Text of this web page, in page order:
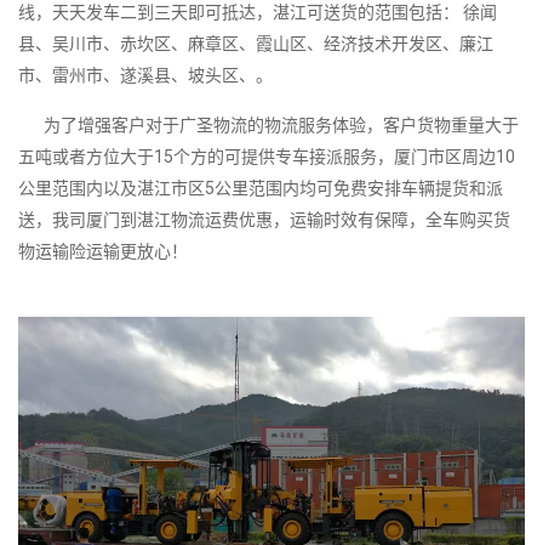
线，天天发车二到三天即可抵达，湛江可送货的范围包括： 徐闻
县、吴川市、赤坎区、麻章区、霞山区、经济技术开发区、廉江
市、雷州市、遂溪县、坡头区、。
为了增强客户对于广圣物流的物流服务体验，客户货物重量大于
五吨或者方位大于15个方的可提供专车接派服务，厦门市区周边10
公里范围内以及湛江市区5公里范围内均可免费安排车辆提货和派
送，我司厦门到湛江物流运费优惠，运输时效有保障，全车购买货
物运输险运输更放心！